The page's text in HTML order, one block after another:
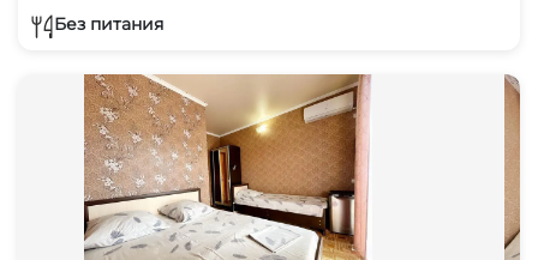
Без питания